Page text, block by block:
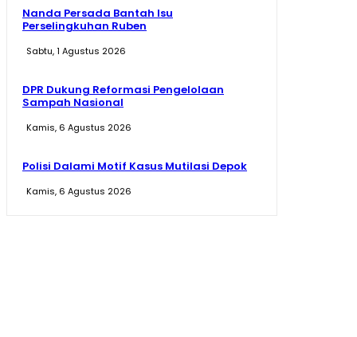
Nanda Persada Bantah Isu
Perselingkuhan Ruben
Sabtu, 1 Agustus 2026
DPR Dukung Reformasi Pengelolaan
Sampah Nasional
Kamis, 6 Agustus 2026
Polisi Dalami Motif Kasus Mutilasi Depok
Kamis, 6 Agustus 2026